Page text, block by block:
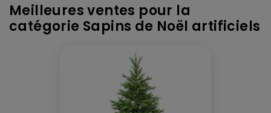
Meilleures ventes pour la
catégorie Sapins de Noël artificiels